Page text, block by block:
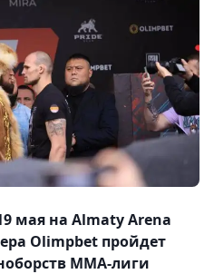
мая на Almaty Arena
Olimpbet пройдет
ММА-лиги